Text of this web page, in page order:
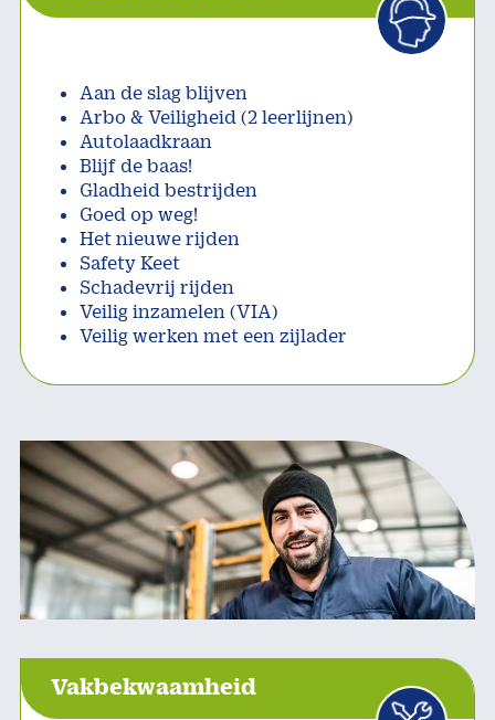
Aan de slag blijven
Arbo & Veiligheid (2 leerlijnen)
Autolaadkraan
Blijf de baas!
Gladheid bestrijden
Goed op weg!
Het nieuwe rijden
Safety Keet
Schadevrij rijden
Veilig inzamelen (VIA)
Veilig werken met een zijlader
Vakbekwaamheid